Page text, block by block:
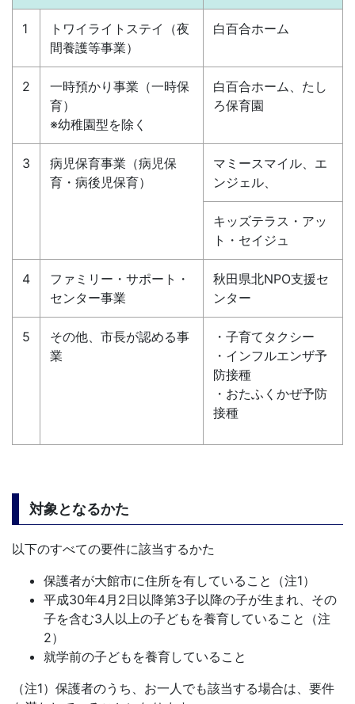
1
トワイライトステイ（夜
間養護等事業）
白百合ホーム
2
一時預かり事業（一時保
育）
※幼稚園型を除く
白百合ホーム、たし
ろ保育園
3
病児保育事業（病児保
育・病後児保育）
マミースマイル、エ
ンジェル、
キッズテラス・アッ
ト・セイジュ
4
ファミリー・サポート・
センター事業
秋田県北NPO支援セ
ンター
5
その他、市長が認める事
業
・子育てタクシー
・インフルエンザ予
防接種
・おたふくかぜ予防
接種
対象となるかた
以下のすべての要件に該当するかた
保護者が大館市に住所を有していること（注1）
平成30年4月2日以降第3子以降の子が生まれ、その
子を含む3人以上の子どもを養育していること（注
2）
就学前の子どもを養育していること
（注1）保護者のうち、お一人でも該当する場合は、要件